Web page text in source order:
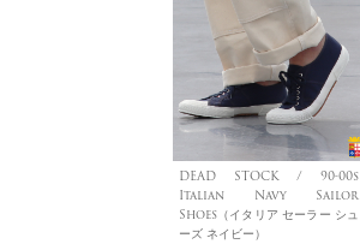
DEAD STOCK / 90-00s
Italian Navy Sailor
Shoes（イタリア セーラー シュ
ーズ ネイビー）